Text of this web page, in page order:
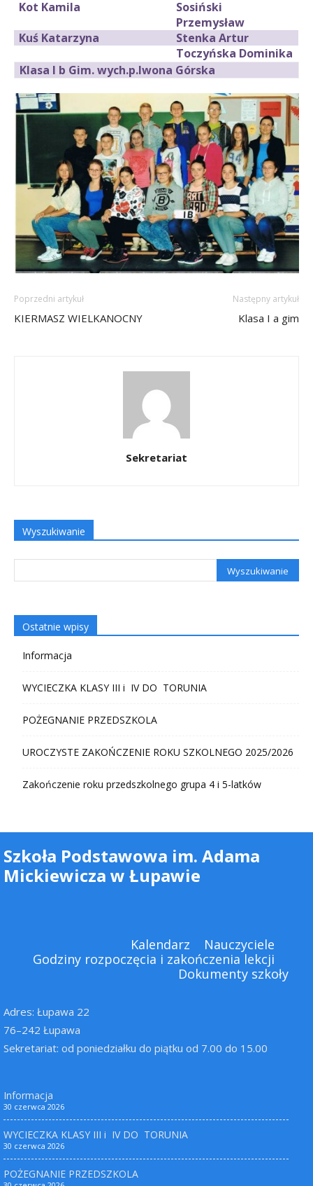
Kot Kamila
Sosiński
Przemysław
Kuś Katarzyna
Stenka Artur
Toczyńska Dominika
Klasa I b Gim. wych.p.Iwona Górska
Poprzedni artykuł
KIERMASZ WIELKANOCNY
Następny artykuł
Klasa I a gim
Sekretariat
Wyszukiwanie
Ostatnie wpisy
Informacja
WYCIECZKA KLASY III i IV DO TORUNIA
POŻEGNANIE PRZEDSZKOLA
UROCZYSTE ZAKOŃCZENIE ROKU SZKOLNEGO 2025/2026
Zakończenie roku przedszkolnego grupa 4 i 5-latków
Szkoła Podstawowa im. Adama
Mickiewicza w Łupawie
Kalendarz
Nauczyciele
Godziny rozpoczęcia i zakończenia lekcji
Dokumenty szkoły
Adres: Łupawa 22
76–242 Łupawa
Sekretariat: od poniedziałku do piątku od 7.00 do 15.00
Informacja
30 czerwca 2026
WYCIECZKA KLASY III i IV DO TORUNIA
30 czerwca 2026
POŻEGNANIE PRZEDSZKOLA